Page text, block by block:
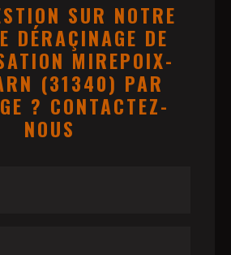
SUR NOTRE
DÉRAÇINAGE DE
MIREPOIX-
(31340) PAR
? CONTACTEZ-
NOUS